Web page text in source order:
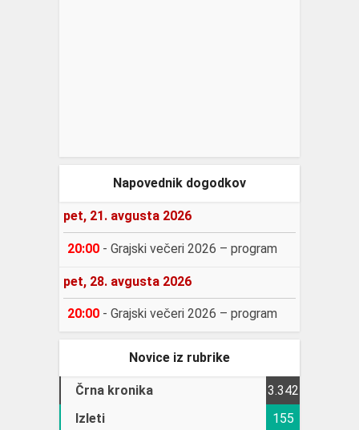
Napovednik dogodkov
pet, 21. avgusta 2026
20:00 - Grajski večeri 2026 – program
pet, 28. avgusta 2026
20:00 - Grajski večeri 2026 – program
Novice iz rubrike
Črna kronika
3.342
Izleti
155